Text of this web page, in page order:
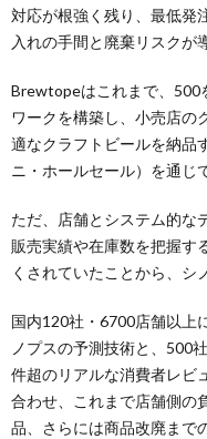
対応が根強く残り、最低発
入れの手間と廃棄リスクが
Brewtopeはこれまで、500
ワークを構築し、小売店の
適なクラフトビールを納品
ニ・ホールセール）を通じ
ただ、店舗とシステム的な
販売実績や在庫数を把握す
くされていたことから、シ
国内120社・6700店舗以上
ノプスの予測技術と、500
件超のリアルな消費者レビ
合わせ、これまで店舗側の
品、さらには商品改廃まで